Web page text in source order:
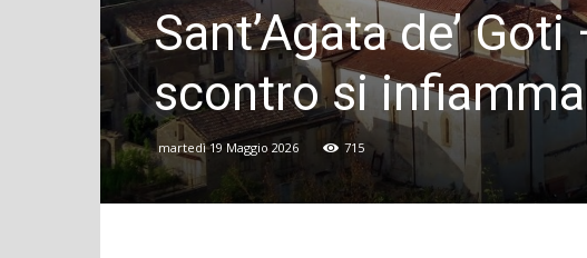
Sant’Agata de’
scontro si infiamma
martedì 19 Maggio 2026 715